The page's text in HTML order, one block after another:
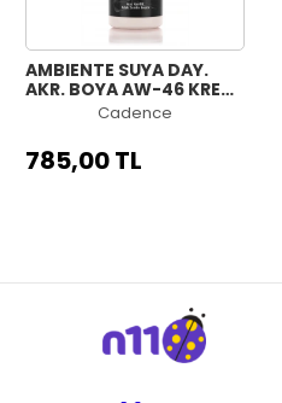
AMBIENTE SUYA DAY.
AKR. BOYA AW-46 KREM
500ML + KATALİZÖR
Cadence
785,00 TL